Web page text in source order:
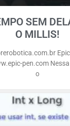
SEM
O MILLIS!
pen.com
o